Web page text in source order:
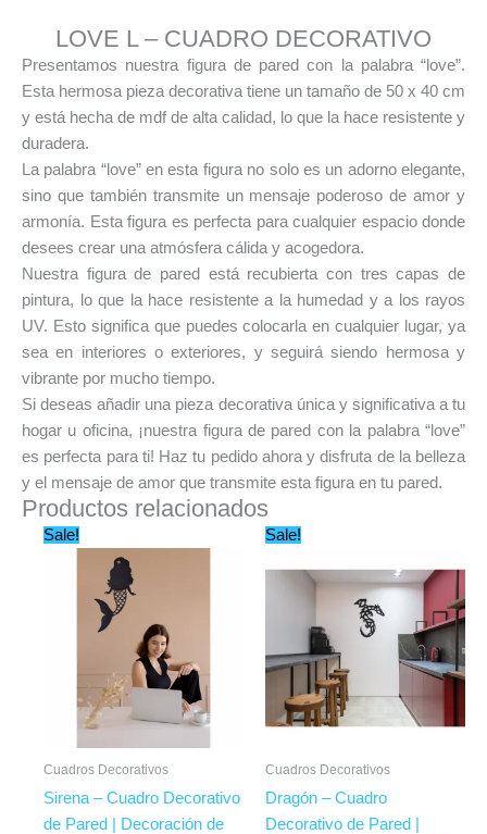
LOVE L – CUADRO DECORATIVO
Presentamos nuestra figura de pared con la palabra “love”.
Esta hermosa pieza decorativa tiene un tamaño de 50 x 40 cm
y está hecha de mdf de alta calidad, lo que la hace resistente y
duradera.
La palabra “love” en esta figura no solo es un adorno elegante,
sino que también transmite un mensaje poderoso de amor y
armonía. Esta figura es perfecta para cualquier espacio donde
desees crear una atmósfera cálida y acogedora.
Nuestra figura de pared está recubierta con tres capas de
pintura, lo que la hace resistente a la humedad y a los rayos
UV. Esto significa que puedes colocarla en cualquier lugar, ya
sea en interiores o exteriores, y seguirá siendo hermosa y
vibrante por mucho tiempo.
Si deseas añadir una pieza decorativa única y significativa a tu
hogar u oficina, ¡nuestra figura de pared con la palabra “love”
es perfecta para ti! Haz tu pedido ahora y disfruta de la belleza
y el mensaje de amor que transmite esta figura en tu pared.
Productos relacionados
Sale!
Cuadros Decorativos
Sirena – Cuadro Decorativo
de Pared | Decoración de
price
was:
$450.00.
price
Sale!
Cuadros Decorativos
Dragón – Cuadro
Decorativo de Pared |
was:
$450.00.
is:
$279.99.